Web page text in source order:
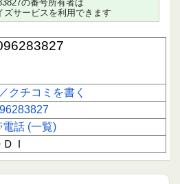
の番号所有者は
ズサービスを利用できます
クチコミを書く
電話 (一覧)
Ｉ